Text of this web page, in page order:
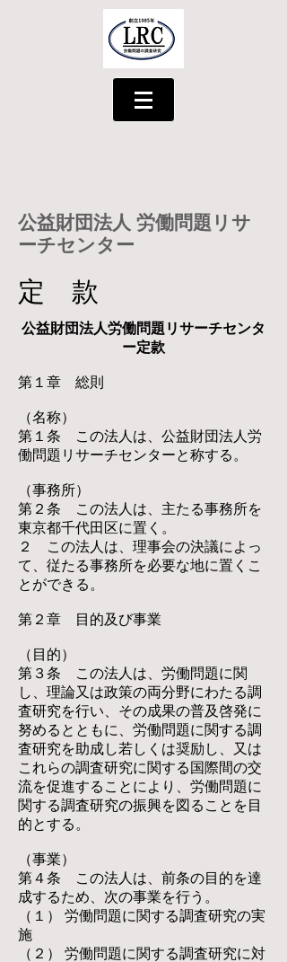
公益財団法人 労働問題リサ
ーチセンター
​定 款
公益財団法人労働問題リサーチセンタ
ー定款
第１章 総則
（名称）
第１条 この法人は、公益財団法人労
働問題リサーチセンターと称する。
（事務所）
第２条 この法人は、主たる事務所を
東京都千代田区に置く。
２ この法人は、理事会の決議によっ
て、従たる事務所を必要な地に置くこ
とができる。
第２章 目的及び事業
（目的）
第３条 この法人は、労働問題に関
し、理論又は政策の両分野にわたる調
査研究を行い、その成果の普及啓発に
努めるとともに、労働問題に関する調
査研究を助成し若しくは奨励し、又は
これらの調査研究に関する国際間の交
流を促進することにより、労働問題に
関する調査研究の振興を図ることを目
的とする。
（事業）
第４条 この法人は、前条の目的を達
成するため、次の事業を行う。
（１） 労働問題に関する調査研究の実
施
（２） 労働問題に関する調査研究に対